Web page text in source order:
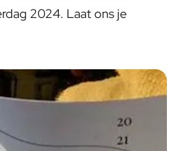
- Drinkfles
2024. Laat ons je